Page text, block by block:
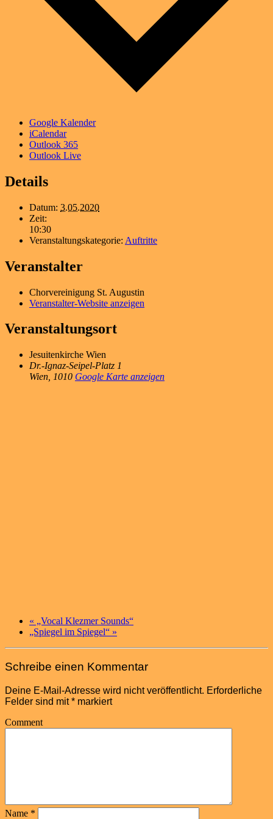
Google Kalender
iCalendar
Outlook 365
Outlook Live
Details
Datum: 3.05.2020
Zeit:
10:30
Veranstaltungskategorie: Auftritte
Veranstalter
Chorvereinigung St. Augustin
Veranstalter-Website anzeigen
Veranstaltungsort
Jesuitenkirche Wien
Dr.-Ignaz-Seipel-Platz 1
Wien 1010 Google Karte anzeigen
« „Vocal Klezmer Sounds“
„Spiegel im Spiegel“ »
Schreibe einen Kommentar
Deine E-Mail-Adresse wird nicht veröffentlicht. Erforderliche
Felder sind mit* markiert
Comment
Name *